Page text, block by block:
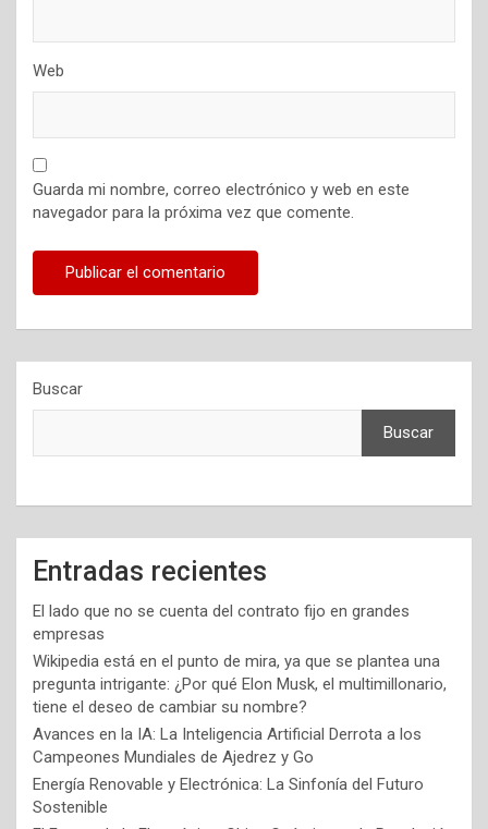
Web
Guarda mi nombre, correo electrónico y web en este
navegador para la próxima vez que comente.
Buscar
Buscar
Entradas recientes
El lado que no se cuenta del contrato fijo en grandes
empresas
Wikipedia está en el punto de mira, ya que se plantea una
pregunta intrigante: ¿Por qué Elon Musk, el multimillonario,
tiene el deseo de cambiar su nombre?
Avances en la IA: La Inteligencia Artificial Derrota a los
Campeones Mundiales de Ajedrez y Go
Energía Renovable y Electrónica: La Sinfonía del Futuro
Sostenible